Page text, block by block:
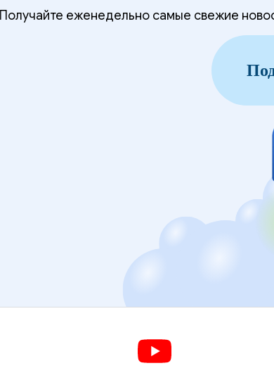
Получайте еженедельно самые свежие